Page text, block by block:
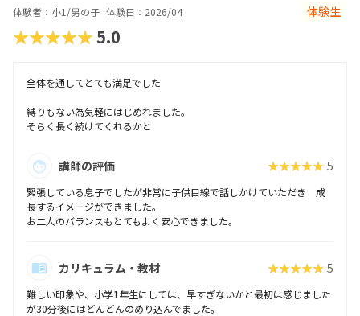
体験者：小1/男の子 体験日：2026/04 体験生
★★★★★5.0
全体を通してとても満足でした
縛りもない為気軽にはじめれました。
そらく長く続けてくれるかと
講師の評価 ★★★★★ 5
緊張している息子でしたが非常に子供目線で話しかけていただき 成
長するイメージができました。
お二人のバランスもとてもよく安心できました。
カリキュラム・教材 ★★★★★ 5
難しい印象や、小学1年生にしては、早すぎないかと最初は感じました
が30分後にはどんどんのめり込んでました。